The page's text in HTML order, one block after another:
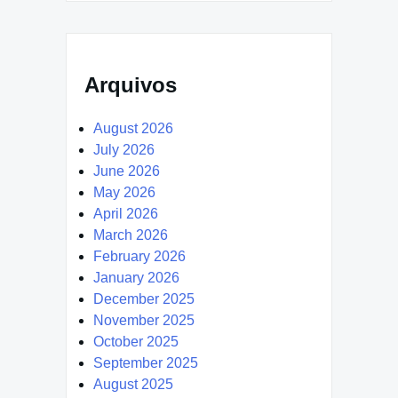
Arquivos
August 2026
July 2026
June 2026
May 2026
April 2026
March 2026
February 2026
January 2026
December 2025
November 2025
October 2025
September 2025
August 2025